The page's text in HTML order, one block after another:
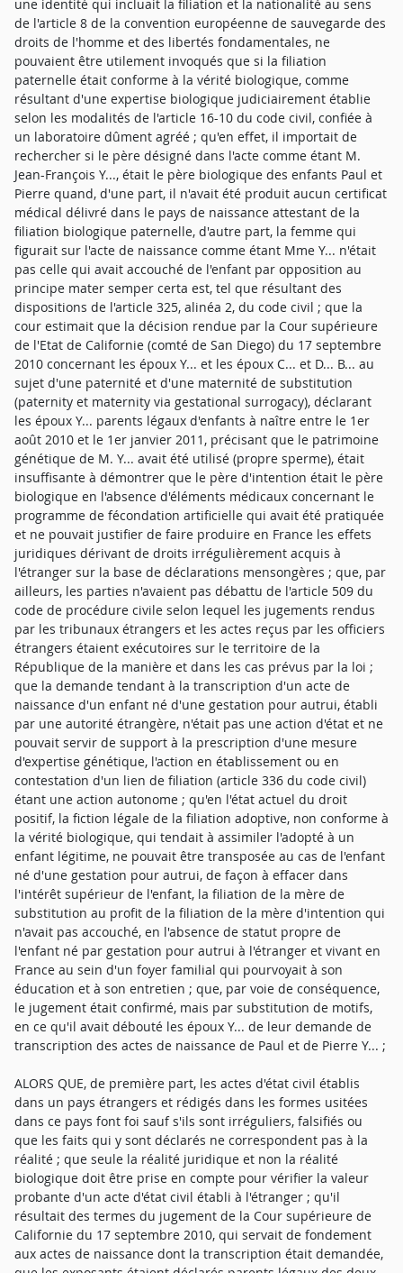
une identité qui incluait la filiation et la nationalité au sens
de l'article 8 de la convention européenne de sauvegarde des
droits de l'homme et des libertés fondamentales, ne
pouvaient être utilement invoqués que si la filiation
paternelle était conforme à la vérité biologique, comme
résultant d'une expertise biologique judiciairement établie
selon les modalités de l'article 16-10 du code civil, confiée à
un laboratoire dûment agréé ; qu'en effet, il importait de
rechercher si le père désigné dans l'acte comme étant M.
Jean-François Y..., était le père biologique des enfants Paul et
Pierre quand, d'une part, il n'avait été produit aucun certificat
médical délivré dans le pays de naissance attestant de la
filiation biologique paternelle, d'autre part, la femme qui
figurait sur l'acte de naissance comme étant Mme Y... n'était
pas celle qui avait accouché de l'enfant par opposition au
principe mater semper certa est, tel que résultant des
dispositions de l'article 325, alinéa 2, du code civil ; que la
cour estimait que la décision rendue par la Cour supérieure
de l'Etat de Californie (comté de San Diego) du 17 septembre
2010 concernant les époux Y... et les époux C... et D... B... au
sujet d'une paternité et d'une maternité de substitution
(paternity et maternity via gestational surrogacy), déclarant
les époux Y... parents légaux d'enfants à naître entre le 1er
août 2010 et le 1er janvier 2011, précisant que le patrimoine
génétique de M. Y... avait été utilisé (propre sperme), était
insuffisante à démontrer que le père d'intention était le père
biologique en l'absence d'éléments médicaux concernant le
programme de fécondation artificielle qui avait été pratiquée
et ne pouvait justifier de faire produire en France les effets
juridiques dérivant de droits irrégulièrement acquis à
l'étranger sur la base de déclarations mensongères ; que, par
ailleurs, les parties n'avaient pas débattu de l'article 509 du
code de procédure civile selon lequel les jugements rendus
par les tribunaux étrangers et les actes reçus par les officiers
étrangers étaient exécutoires sur le territoire de la
République de la manière et dans les cas prévus par la loi ;
que la demande tendant à la transcription d'un acte de
naissance d'un enfant né d'une gestation pour autrui, établi
par une autorité étrangère, n'était pas une action d'état et ne
pouvait servir de support à la prescription d'une mesure
d'expertise génétique, l'action en établissement ou en
contestation d'un lien de filiation (article 336 du code civil)
étant une action autonome ; qu'en l'état actuel du droit
positif, la fiction légale de la filiation adoptive, non conforme à
la vérité biologique, qui tendait à assimiler l'adopté à un
enfant légitime, ne pouvait être transposée au cas de l'enfant
né d'une gestation pour autrui, de façon à effacer dans
l'intérêt supérieur de l'enfant, la filiation de la mère de
substitution au profit de la filiation de la mère d'intention qui
n'avait pas accouché, en l'absence de statut propre de
l'enfant né par gestation pour autrui à l'étranger et vivant en
France au sein d'un foyer familial qui pourvoyait à son
éducation et à son entretien ; que, par voie de conséquence,
le jugement était confirmé, mais par substitution de motifs,
en ce qu'il avait débouté les époux Y... de leur demande de
transcription des actes de naissance de Paul et de Pierre Y... ;
ALORS QUE, de première part, les actes d'état civil établis
dans un pays étrangers et rédigés dans les formes usitées
dans ce pays font foi sauf s'ils sont irréguliers, falsifiés ou
que les faits qui y sont déclarés ne correspondent pas à la
réalité ; que seule la réalité juridique et non la réalité
biologique doit être prise en compte pour vérifier la valeur
probante d'un acte d'état civil établi à l'étranger ; qu'il
résultait des termes du jugement de la Cour supérieure de
Californie du 17 septembre 2010, qui servait de fondement
aux actes de naissance dont la transcription était demandée,